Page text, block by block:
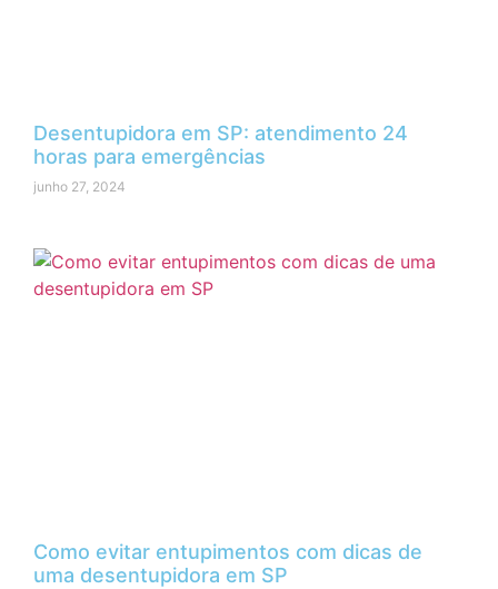
Desentupidora em SP: atendimento 24
horas para emergências
junho 27, 2024
Como evitar entupimentos com dicas de
uma desentupidora em SP